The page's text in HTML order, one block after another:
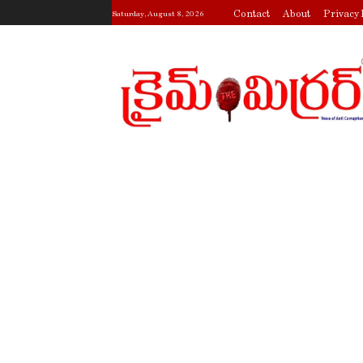
Saturday, August 8, 2026 Contact About Privacy